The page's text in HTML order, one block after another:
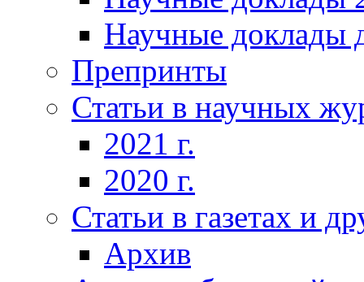
Научные доклады
Препринты
Статьи в научных
2021 г.
2020 г.
Статьи в газетах и
Архив